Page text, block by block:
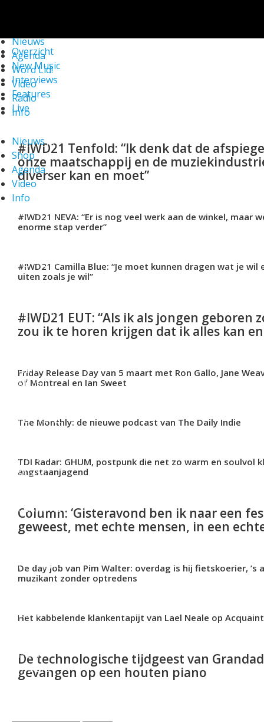
Nieuws
Agenda
Word Lid!
Video
Radio
Info
Nieuws
Shop
Agenda
Video
Info
Overzicht
New Music
Interviews
Features
Live
FEATURE
#IWD21 Tenfold: “Ik denk dat de
onze maatschappij en de
diverser kan en moet”
FEATURE
#IWD21 NEVA: “Er is nog veel werk aan de winkel, maar
enorme stap verder”
FEATURE
#IWD21 Camilla Blue: “Je moet kunnen dragen wat je wil
uiten zoals je wil”
FEATURE
#IWD21 EUT: “Als ik als jongen geboren
zou ik te horen krijgen dat ik alles kan en
NEW
MUSIC
Friday Release Day van 5 maart met Ron Gallo, Jane
of Montreal en Ian Sweet
FEATURE
The Monthly: de nieuwe podcast van The Daily Indie
NEW
MUSIC
TDI Radar: GHUM, postpunk die net zo warm en soulvol
angstaanjagend
FEATURE
Column: ‘Gisteravond ben ik naar een
geweest, met echte mensen, in een echte
FEATURE
De day job van Pim Walter: overdag is hij fietskoerier, ’s
muzikant zonder optredens
NEW
Het kabbelende klankentapijt van Lael Neale op
NEW
MUSIC
De technologische tijdgeest van
gevangen op een houten piano
gebruiken van de website, gaan we er vanuit dat je ermee
instemt.Check!